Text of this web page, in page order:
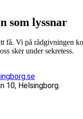
som lyssnar
få. Vi på rådgivningen
sker under sekretess.
10, Helsingborg.